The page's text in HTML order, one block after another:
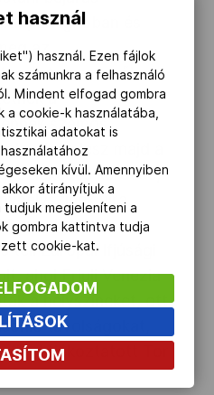
Livignóban és
az
A szervezők
a
számos
– ilyen lesz majd a
kérdése,
újra
os olimpia
Európai Ifjúsági
ahol Friuli Venezia
a helyszíneket, ott
távolságokat,
– tájékoztatott Tor
használ
használ. Ezen fájlok
számunkra a felhasználó
Mindent elfogad gombra
cookie-k használatába,
adatokat is
kívül. Amennyiben
átirányítjuk a
megjeleníteni a
gombra kattintva tudja
cookie-kat.